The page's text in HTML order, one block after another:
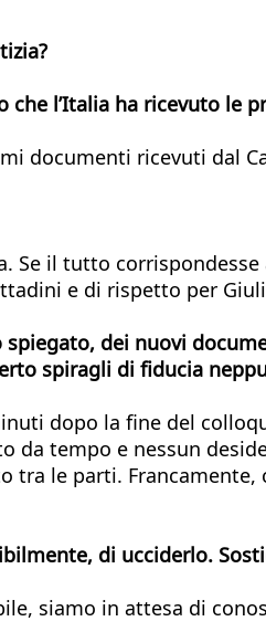
l’Italia ha ricevuto le
documenti ricevuti dal
Se il tutto
e di rispetto per
dei nuovi
spiragli di fiducia
dopo la fine del
da tempo e nessun
tra le parti.
di ucciderlo.
siamo in attesa di